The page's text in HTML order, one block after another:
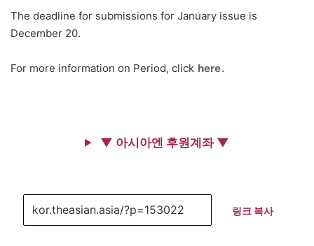
The deadline for submissions for January issue is
December 20.
For more information on Period, click here.
▼ 아시아엔 후원계좌 ▼
링크 복사